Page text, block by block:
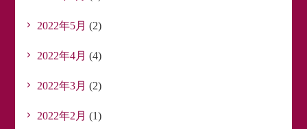
2022年5月 (2)
2022年4月 (4)
2022年3月 (2)
2022年2月 (1)